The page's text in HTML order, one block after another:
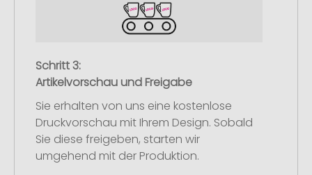
Schritt 3:
Artikelvorschau und Freigabe
Sie erhalten von uns eine kostenlose
Druckvorschau mit Ihrem Design. Sobald
Sie diese freigeben, starten wir
umgehend mit der Produktion.